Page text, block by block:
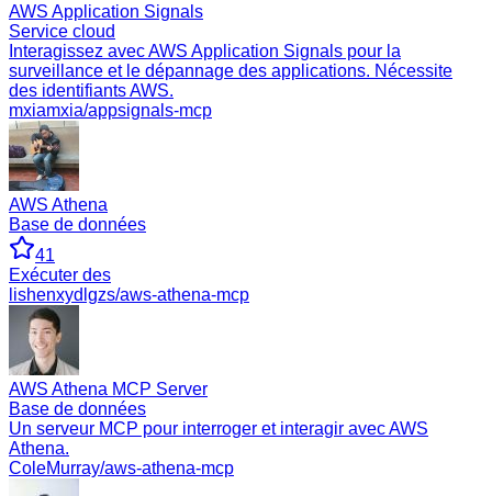
AWS Application Signals
Service cloud
Interagissez avec AWS Application Signals pour la
surveillance et le dépannage des applications. Nécessite
des identifiants AWS.
mxiamxia/appsignals-mcp
AWS Athena
Base de données
41
Exécuter des
lishenxydlgzs/aws-athena-mcp
AWS Athena MCP Server
Base de données
Un serveur MCP pour interroger et interagir avec AWS
Athena.
ColeMurray/aws-athena-mcp